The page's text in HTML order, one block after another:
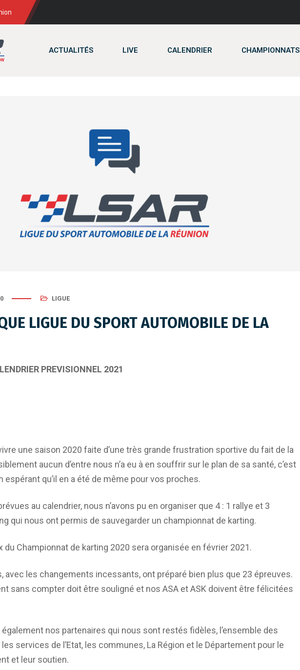
ACTUALITÉS LIVE CALENDRIER CHAMPIONNATS
LIGUE
LIGUE DU SPORT AUTOMOBILE DE LA
PREVISIONNEL 2021
une saison 2020 faite d’une très grande frustration sportive du fait de la
aucun d’entre nous n’a eu à en souffrir sur le plan de sa santé, c’est
espérant qu’il en a été de même pour vos proches.
au calendrier, nous n’avons pu en organiser que 4 : 1 rallye et 3
qui nous ont permis de sauvegarder un championnat de karting.
du Championnat de karting 2020 sera organisée en février 2021.
avec les changements incessants, ont préparé bien plus que 23 épreuves.
sans compter doit être souligné et nos ASA et ASK doivent être félicitées
nos partenaires qui nous sont restés fidèles, l’ensemble des
services de l’Etat, les communes, La Région et le Département pour le
et leur soutien.